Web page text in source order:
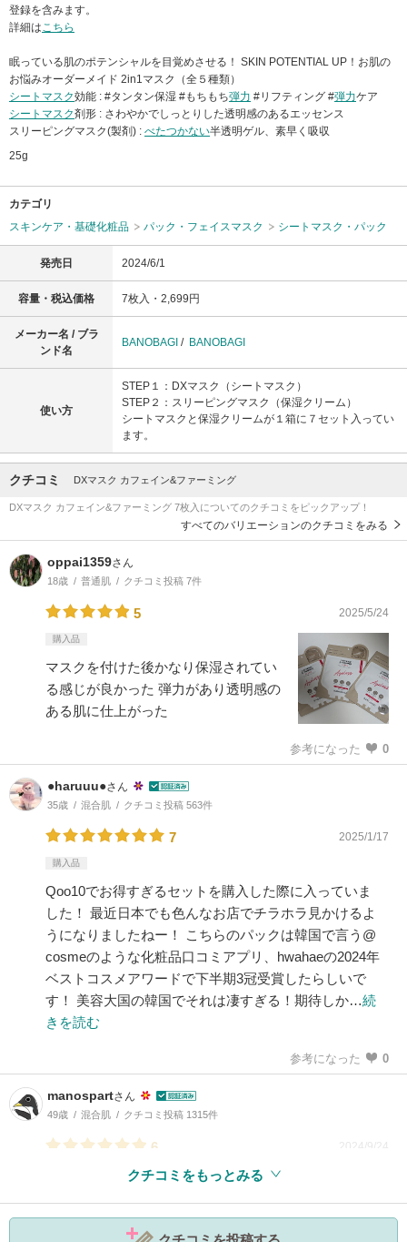
登録を含みます。
詳細はこちら
眠っている肌のポテンシャルを目覚めさせる！ SKIN POTENTIAL UP！お肌の
お悩みオーダーメイド 2in1マスク（全５種類）
シートマスク効能 : #タンタン保湿 #もちもち弾力 #リフティング #弾力ケア
シートマスク剤形 : さわやかでしっとりした透明感のあるエッセンス
スリーピングマスク(製剤) : べたつかない半透明ゲル、素早く吸収
25g
カテゴリ
スキンケア・基礎化粧品
パック・フェイスマスク シートマスク・パック
発売日 2024/6/1
容量・税込価格 7枚入・2,699円
メーカー名 / ブラ
ンド名
BANOBAGI / BANOBAGI
使い方
STEP１：DXマスク（シートマスク）
STEP２：スリーピングマスク（保湿クリーム）
シートマスクと保湿クリームが１箱に７セット入ってい
ます。
クチコミ DXマスク カフェイン&ファーミング
DXマスク カフェイン&ファーミング 7枚入についてのクチコミをピックアップ！
すべてのバリエーションのクチコミをみる
oppai1359さん
18歳 普通肌 クチコミ投稿 7件
5 2025/5/24
購入品
マスクを付けた後かなり保湿されてい
る感じが良かった 弾力があり透明感の
ある肌に仕上がった
参考になった 0
●haruuu●さん
35歳 混合肌 クチコミ投稿 563件
7 2025/1/17
購入品
Qoo10でお得すぎるセットを購入した際に入っていま
した！ 最近日本でも色んなお店でチラホラ見かけるよ
うになりましたねー！ こちらのパックは韓国で言う@
cosmeのような化粧品口コミアプリ、hwahaeの2024年
ベストコスメアワードで下半期3冠受賞したらしいで
す！ 美容大国の韓国でそれは凄すぎる！期待しか…続
きを読む
参考になった 0
manospartさん
49歳 混合肌 クチコミ投稿 1315件
6 2024/9/24
クチコミをもっとみる